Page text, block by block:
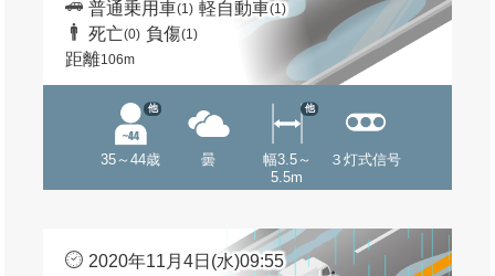
普通乗用車(1) 軽自動車(1)
死亡(0) 負傷(1)
距離106m
35～44歳
他
曇
幅3.5～
5.5m
他
３灯式信号
2020年11月4日(水)09:55